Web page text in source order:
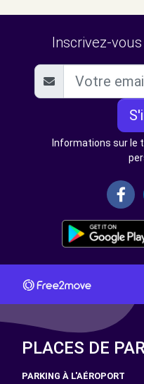
Inscrivez-
Informations sur le
PLACES DE
PARKING À L'AÉROPORT